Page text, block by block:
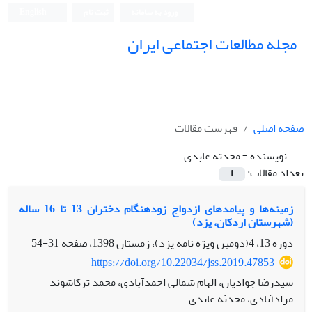
مجله مطالعات اجتماعی ایران
صفحه اصلی
فهرست مقالات
نویسنده =محدثه عابدی
تعداد مقالات:
1
زمینه‌ها و پیامدهای ازدواج زودهنگام دختران 13 تا 16 ساله
(شهرستان اردکان، یزد)
دوره 13، 4(دومین ویژه نامه یزد)، زمستان 1398، صفحه
31-54
https://doi.org/10.22034/jss.2019.47853
سیدرضا جوادیان، الهام شمالی احمدآبادی، محمد ترکاشوند
مرادآبادی، محدثه عابدی